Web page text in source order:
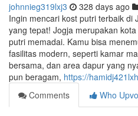
johnnieg319lxj3 328 days ago
Ingin mencari kost putri terbaik di
yang tepat! Jogja merupakan
putri memadai. Kamu bisa
fasilitas modern, seperti kamar
bersama, dan area dapur yang
pun beragam, https://
Comments
Who